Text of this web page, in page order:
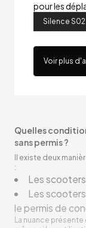
pour les
Silence
Voir plus
Quelles
sans permis ?
Il existe deux
:
Les
Les
le permis de
La nuance